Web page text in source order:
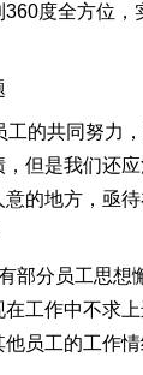
度全方位，
工的共同努力
但是我们还
的地方，亟
部分员工思想
工作中不求
员工的工作情